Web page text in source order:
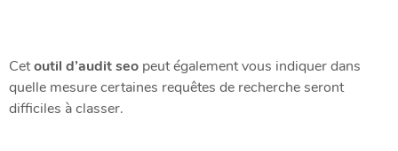
Cetoutil d’audit seo peut également vous indiquer dans
quelle mesure certaines requêtes de recherche seront
difficiles à classer.